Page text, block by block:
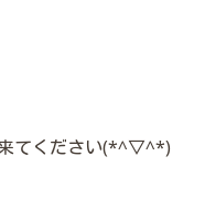
来てください(*^▽^*)